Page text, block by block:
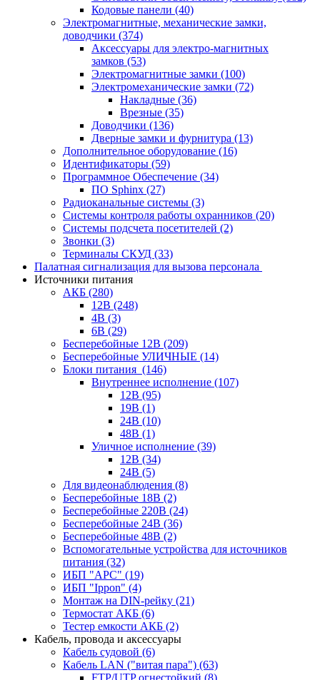
Кодовые панели (40)
Электромагнитные, механические замки,
доводчики (374)
Аксессуары для электро-магнитных
замков (53)
Электромагнитные замки (100)
Электромеханические замки (72)
Накладные (36)
Врезные (35)
Доводчики (136)
Дверные замки и фурнитура (13)
Дополнительное оборудование (16)
Идентификаторы (59)
Программное Обеспечение (34)
ПО Sphinx (27)
Радиоканальные системы (3)
Системы контроля работы охранников (20)
Системы подсчета посетителей (2)
Звонки (3)
Терминалы СКУД (33)
Палатная сигнализация для вызова персонала
Источники питания
АКБ (280)
12В (248)
4В (3)
6В (29)
Бесперебойные 12В (209)
Бесперебойные УЛИЧНЫЕ (14)
Блоки питания (146)
Внутреннее исполнение (107)
12В (95)
19В (1)
24В (10)
48В (1)
Уличное исполнение (39)
12В (34)
24В (5)
Для видеонаблюдения (8)
Бесперебойные 18В (2)
Бесперебойные 220В (24)
Бесперебойные 24В (36)
Бесперебойные 48В (2)
Вспомогательные устройства для источников
питания (32)
ИБП "APC" (19)
ИБП "Ippon" (4)
Монтаж на DIN-рейку (21)
Термостат АКБ (6)
Тестер емкости АКБ (2)
Кабель, провода и аксессуары
Кабель судовой (6)
Кабель LAN ("витая пара") (63)
FTP/UTP огнестойкий (8)